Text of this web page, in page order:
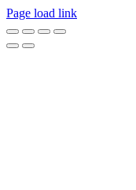
Page load link